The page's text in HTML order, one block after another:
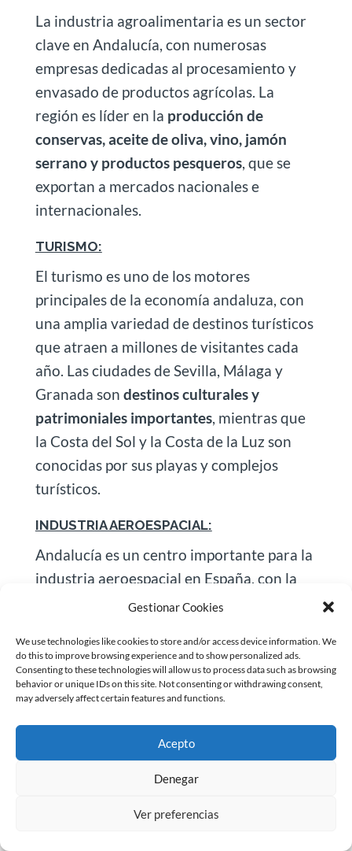
Gestionar Cookies
We use technologies like cookies to store and/or access device information. We
do this to improve browsing experience and to show personalized ads.
Consenting to these technologies will allow us to process data such as browsing
behavior or unique IDs on this site. Not consenting or withdrawing consent,
may adversely affect certain features and functions.
Acepto
Denegar
Ver preferencias
La industria agroalimentaria es un sector
clave en Andalucía, con numerosas
empresas dedicadas al procesamiento y
envasado de productos agrícolas. La
región es líder en la producción de
conservas, aceite de oliva, vino, jamón
serrano y productos pesqueros, que se
exportan a mercados nacionales e
internacionales.
TURISMO:
El turismo es uno de los motores
principales de la economía andaluza, con
una amplia variedad de destinos turísticos
que atraen a millones de visitantes cada
año. Las ciudades de Sevilla, Málaga y
Granada son destinos culturales y
patrimoniales importantes, mientras que
la Costa del Sol y la Costa de la Luz son
conocidas por sus playas y complejos
turísticos.
INDUSTRIA AEROESPACIAL:
Andalucía es un centro importante para la
industria aeroespacial en España, con la
presencia de empresas como Airbus y
de fabricación de componentes y sistemas
aeroespaciales. La región es líder en la
fabricación de aviones militares y civiles,
componentes espaciales.
INDUSTRIA DE LA CONSTRUCCIÓN Y LA